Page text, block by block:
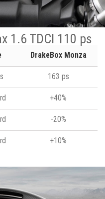
1.6 TDCI 110 ps
DrakeBox Monza
163 ps
+40%
-20%
+10%